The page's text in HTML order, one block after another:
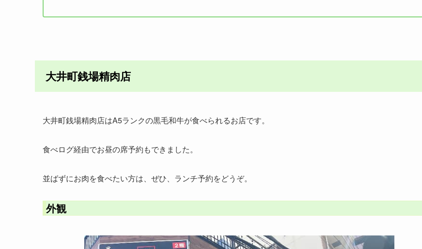
大井町銭場精肉店
大井町銭場精肉店はA5ランクの黒毛和牛が食べられるお店です。
食べログ経由でお昼の席予約もできました。
並ばずにお肉を食べたい方は、ぜひ、ランチ予約をどうぞ。
外観